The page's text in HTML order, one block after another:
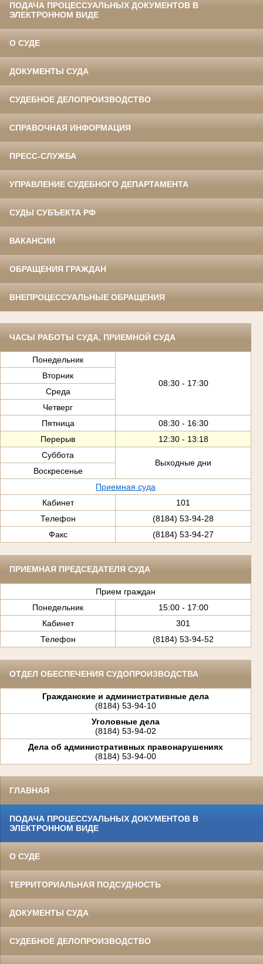
ПОДАЧА ПРОЦЕССУАЛЬНЫХ ДОКУМЕНТОВ В
ЭЛЕКТРОННОМ ВИДЕ
О СУДЕ
ДОКУМЕНТЫ СУДА
СУДЕБНОЕ ДЕЛОПРОИЗВОДСТВО
СПРАВОЧНАЯ ИНФОРМАЦИЯ
ПРЕСС-СЛУЖБА
УПРАВЛЕНИЕ СУДЕБНОГО ДЕПАРТАМЕНТА
СУДЫ СУБЪЕКТА РФ
ВАКАНСИИ
ОБРАЩЕНИЯ ГРАЖДАН
ВНЕПРОЦЕССУАЛЬНЫЕ ОБРАЩЕНИЯ
ЧАСЫ РАБОТЫ СУДА, ПРИЕМНОЙ СУДА
Понедельник
08:30 - 17:30
Вторник
Среда
Четверг
Пятница
08:30 - 16:30
Перерыв
12:30 - 13:18
Суббота
Выходные дни
Воскресенье
Приемная суда
Кабинет
101
Телефон
(8184) 53-94-28
Факс
(8184) 53-94-27
ПРИЕМНАЯ ПРЕДСЕДАТЕЛЯ СУДА
Прием граждан
Понедельник
15:00 - 17:00
Кабинет
301
Телефон
(8184) 53-94-52
ОТДЕЛ ОБЕСПЕЧЕНИЯ СУДОПРОИЗВОДСТВА
Гражданские и административные дела
(8184) 53-94-10
Уголовные дела
(8184) 53-94-02
Дела об административных правонарушениях
(8184) 53-94-00
ГЛАВНАЯ
ПОДАЧА ПРОЦЕССУАЛЬНЫХ ДОКУМЕНТОВ В
ЭЛЕКТРОННОМ ВИДЕ
О СУДЕ
ТЕРРИТОРИАЛЬНАЯ ПОДСУДНОСТЬ
ДОКУМЕНТЫ СУДА
СУДЕБНОЕ ДЕЛОПРОИЗВОДСТВО